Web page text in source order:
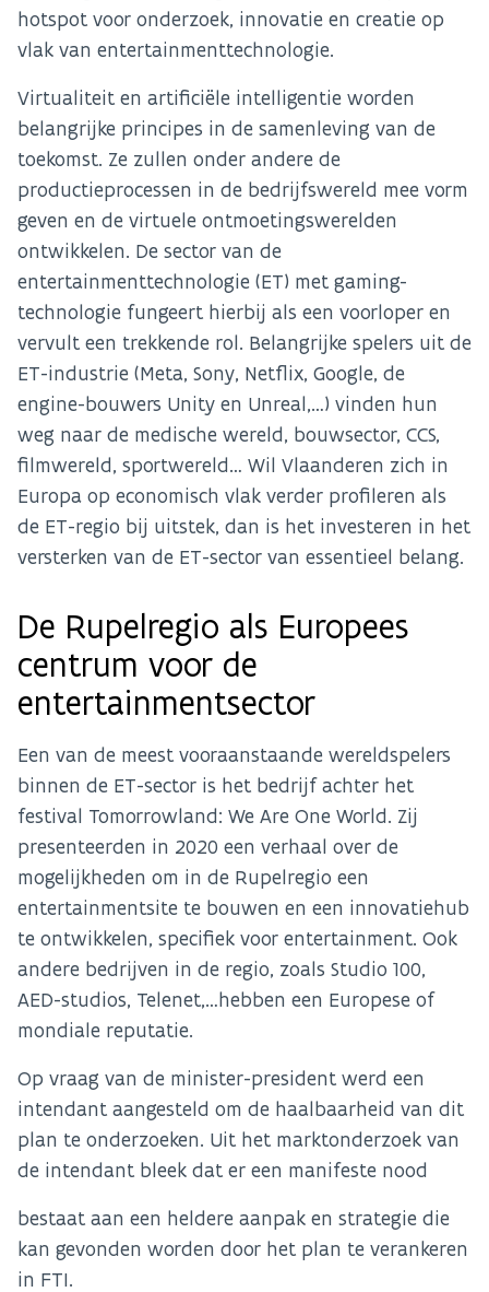
hotspot voor onderzoek, innovatie en creatie op
vlak van entertainmenttechnologie.
Virtualiteit en artificiële intelligentie worden
belangrijke principes in de samenleving van de
toekomst. Ze zullen onder andere de
productieprocessen in de bedrijfswereld mee vorm
geven en de virtuele ontmoetingswerelden
ontwikkelen. De sector van de
entertainmenttechnologie (ET) met gaming-
technologie fungeert hierbij als een voorloper en
vervult een trekkende rol. Belangrijke spelers uit de
ET-industrie (Meta, Sony, Netflix, Google, de
engine-bouwers Unity en Unreal,…) vinden hun
weg naar de medische wereld, bouwsector, CCS,
filmwereld, sportwereld… Wil Vlaanderen zich in
Europa op economisch vlak verder profileren als
de ET-regio bij uitstek, dan is het investeren in het
versterken van de ET-sector van essentieel belang.
De Rupelregio als Europees
centrum voor de
entertainmentsector
Een van de meest vooraanstaande wereldspelers
binnen de ET-sector is het bedrijf achter het
festival Tomorrowland: We Are One World. Zij
presenteerden in 2020 een verhaal over de
mogelijkheden om in de Rupelregio een
entertainmentsite te bouwen en een innovatiehub
te ontwikkelen, specifiek voor entertainment. Ook
andere bedrijven in de regio, zoals Studio 100,
AED-studios, Telenet,…hebben een Europese of
mondiale reputatie.
Op vraag van de minister-president werd een
intendant aangesteld om de haalbaarheid van dit
plan te onderzoeken. Uit het marktonderzoek van
de intendant bleek dat er een manifeste nood
bestaat aan een heldere aanpak en strategie die
kan gevonden worden door het plan te verankeren
in FTI.